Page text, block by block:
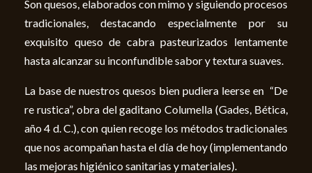
Son quesos, elaborados con mimo y siguiendo procesos
tradicionales, destacando especialmente por su
exquisito queso de cabra pasteurizados lentamente
hasta alcanzar su inconfundible sabor y textura suaves.
La base de nuestros quesos bien pudiera leerse en “De
re rustica”, obra del gaditano Columella (Gades, Bética,
año 4 d. C.), con quien recoge los métodos tradicionales
que nos acompañan hasta el día de hoy (implementando
las mejoras higiénico sanitarias y materiales).